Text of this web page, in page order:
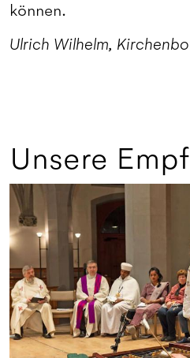
können.
Ulrich Wilhelm,
Unsere